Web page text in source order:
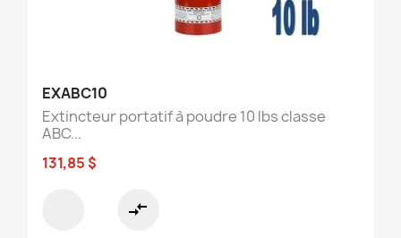
EXABC10
Extincteur portatif à poudre 10 lbs classe
ABC...
131,85 $
compare_arrows